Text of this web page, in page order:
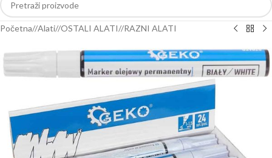
Početna/ Alati/ OSTALI ALATI/ RAZNI ALATI